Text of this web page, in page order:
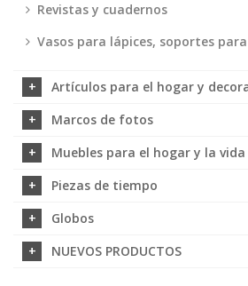
Revistas y cuadernos
Vasos para lápices, soportes
Artículos para el hogar y
Marcos de fotos
Muebles para el hogar y la vida
Piezas de tiempo
Globos
NUEVOS PRODUCTOS